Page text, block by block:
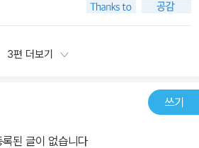
아남아야, 일등이 되어야 사람답게 살 수
서는 당연히 ‘기본’이란 것이 없다. 그러니
체의식이니 이런 기본 덕목은 찾아보기
고발한다. 작가는 특히나 개성적인 천재
의 관계를 강도 높게 비판한다. 선생들은
상들을 극복할 수 있는 방법을 제시해 줄
생각한다.인생의 수레바퀴는 계속해서
바꾸기 쉽지 않겠지만스스로에게 더 많은
구를 파악하고자 하는 독자에게 이 책을
들었을 나에게는 제목만 아는 책이다. 사
가뿐히는 아니지만 공감하면서 읽고선 헤
지긴 했다. 이런 백지 상태의 내가 이 책
니 왜 다들 살아가면서 고전을 읽으라고
. 그리고 이렇게 명확하게 책속에 답이
3편 더보기
쓰기
록된 글이 없습니다